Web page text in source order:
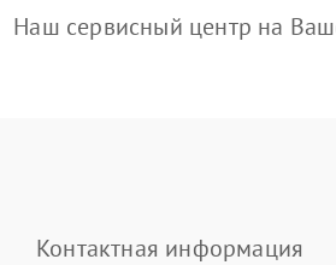
Наш сервисный центр на
Контактная информация